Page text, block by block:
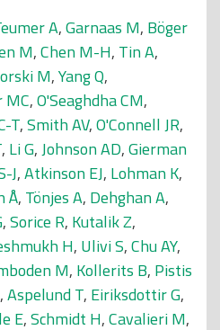
A,Garnaas M, Böger
M,Chen M-H, Tin A,
M,Yang Q,
MC,O'Seaghdha CM,
T,Smith AV,O'Connell JR,
, Li G,Johnson AD,Gierman
J,Atkinson EJ, Lohman K,
Å, Tönjes A, Dehghan A,
,Sorice R, Kutalik Z,
H, Ulivi S,Chu AY,
M, Kollerits B, Pistis
,Aspelund T, Eiriksdottir G,
E,Schmidt H,Cavalieri M,